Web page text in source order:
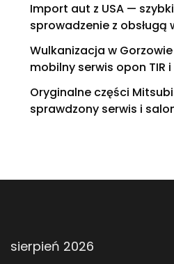
Import aut z USA —
sprowadzenie z obsługą
Wulkanizacja w
mobilny serwis opon TIR
Oryginalne części
sprawdzony serwis i
sierpień 2026